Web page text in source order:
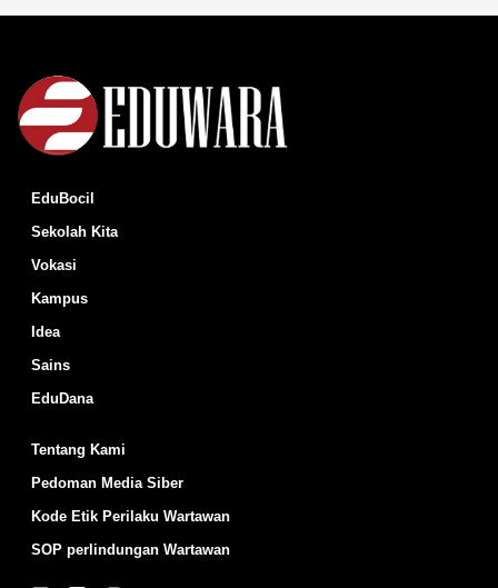
EduBocil
Sekolah Kita
Vokasi
Kampus
Idea
Sains
EduDana
Tentang Kami
Pedoman Media Siber
Kode Etik Perilaku Wartawan
SOP perlindungan Wartawan